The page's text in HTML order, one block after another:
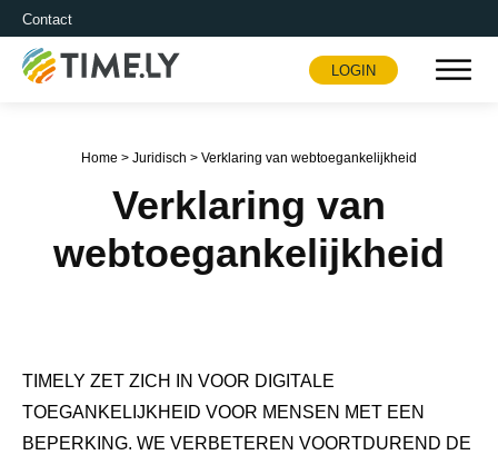
Contact
Timely
LOGIN
Home > Juridisch > Verklaring van webtoegankelijkheid
Verklaring van
webtoegankelijkheid
TIMELY ZET ZICH IN VOOR DIGITALE
TOEGANKELIJKHEID VOOR MENSEN MET EEN
BEPERKING. WE VERBETEREN VOORTDUREND DE